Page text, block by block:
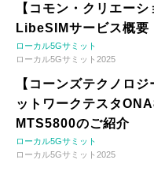
【コモン・クリエー
LibeSIMサービス概要
ローカル5Gサミット
ローカル5Gサミット2025
【コーンズテクノロ
ットワークテスタ
MTS5800のご紹介
ローカル5Gサミット
ローカル5Gサミット2025